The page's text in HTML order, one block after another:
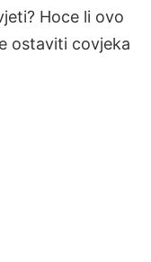
Hoce li ovo
ostaviti covjeka